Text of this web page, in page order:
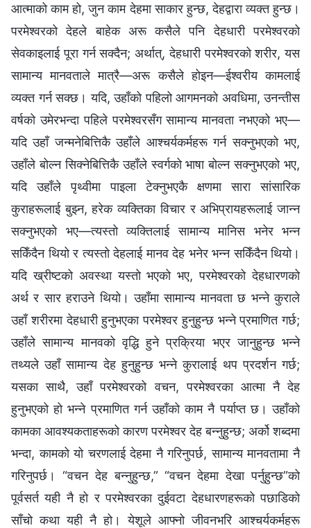
आत्माको काम हो, जुन काम देहमा साकार हुन्छ, देहद्वारा व्यक्त हुन्छ।
परमेश्‍वरको देहले बाहेक अरू कसैले पनि देहधारी परमेश्‍वरको
सेवकाइलाई पूरा गर्न सक्दैन; अर्थात्, देहधारी परमेश्‍वरको शरीर, यस
सामान्य मानवताले मात्रै—अरू कसैले होइन—ईश्‍वरीय कामलाई
व्यक्त गर्न सक्छ। यदि, उहाँको पहिलो आगमनको अवधिमा, उनन्तीस
वर्षको उमेरभन्दा पहिले परमेश्‍वरसँग सामान्य मानवता नभएको भए—
यदि उहाँ जन्मनेबित्तिकै उहाँले आश्‍चर्यकर्महरू गर्न सक्नुभएको भए,
उहाँले बोल्न सिक्नेबित्तिकै उहाँले स्वर्गको भाषा बोल्न सक्नुभएको भए,
यदि उहाँले पृथ्वीमा पाइला टेक्नुभएकै क्षणमा सारा सांसारिक
कुराहरूलाई बुझ्न, हरेक व्यक्तिका विचार र अभिप्रायहरूलाई जान्न
सक्नुभएको भए—त्यस्तो व्यक्तिलाई सामान्य मानिस भनेर भन्न
सकिँदैन थियो र त्यस्तो देहलाई मानव देह भनेर भन्न सकिँदैन थियो।
यदि ख्रीष्टको अवस्था यस्तो भएको भए, परमेश्‍वरको देहधारणको
अर्थ र सार हराउने थियो। उहाँमा सामान्य मानवता छ भन्‍ने कुराले
उहाँ शरीरमा देहधारी हुनुभएका परमेश्‍वर हुनुहुन्छ भन्‍ने प्रमाणित गर्छ;
उहाँले सामान्य मानवको वृद्धि हुने प्रक्रिया भएर जानुहुन्छ भन्‍ने
तथ्यले उहाँ सामान्य देह हुनुहुन्छ भन्‍ने कुरालाई थप प्रदर्शन गर्छ;
यसका साथै, उहाँ परमेश्‍वरको वचन, परमेश्‍वरका आत्मा नै देह
हुनुभएको हो भन्‍ने प्रमाणित गर्न उहाँको काम नै पर्याप्त छ। उहाँको
कामका आवश्यकताहरूको कारण परमेश्‍वर देह बन्नुहुन्छ; अर्को शब्दमा
भन्दा, कामको यो चरणलाई देहमा नै गरिनुपर्छ, सामान्य मानवतामा नै
गरिनुपर्छ। “वचन देह बन्नुहुन्छ,” “वचन देहमा देखा पर्नुहुन्छ”को
पूर्वसर्त यही नै हो र परमेश्‍वरका दुईवटा देहधारणहरूको पछाडिको
साँचो कथा यही नै हो। येशूले आफ्नो जीवनभरि आश्‍चर्यकर्महरू